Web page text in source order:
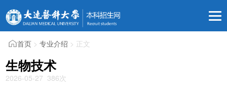
首页> 专业介绍 > 正文
生物技术
2026-05-27 386次